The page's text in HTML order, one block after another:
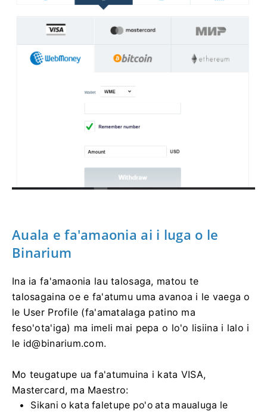
Auala e fa'amaonia ai i luga o le
Binarium
Ina ia fa'amaonia lau talosaga, matou te
talosagaina oe e fa'atumu uma avanoa i le vaega o
le User Profile (fa'amatalaga patino ma
feso'ota'iga) ma imeli mai pepa o lo'o lisiina i lalo i
le id@binarium.com.
Mo teugatupe ua fa'atumuina i kata VISA,
Mastercard, ma Maestro:
Sikani o kata faletupe po'o ata maualuga le